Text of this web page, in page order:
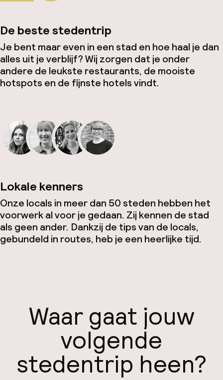
De beste stedentrip
Je bent maar even in een stad en hoe haal je dan
alles uit je verblijf? Wij zorgen dat je onder
andere de leukste restaurants, de mooiste
hotspots en de fijnste hotels vindt.
Lokale kenners
Onze locals in meer dan 50 steden hebben het
voorwerk al voor je gedaan. Zij kennen de stad
als geen ander. Dankzij de tips van de locals,
gebundeld in routes, heb je een heerlijke tijd.
Waar gaat jouw
volgende
stedentrip heen?